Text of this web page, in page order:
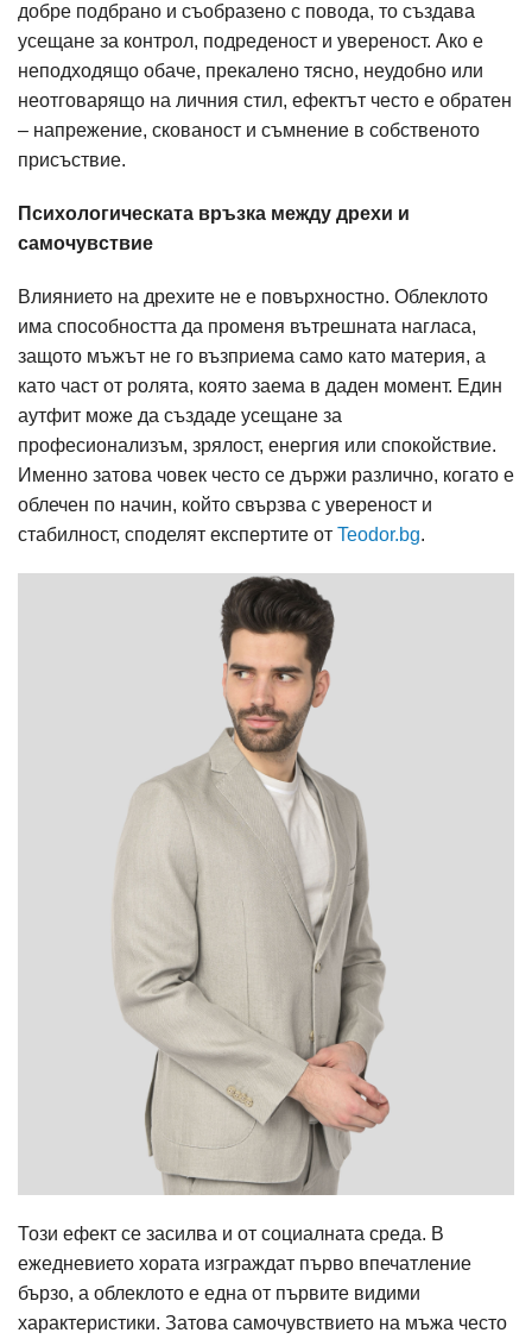
добре подбрано и съобразено с повода, то създава
усещане за контрол, подреденост и увереност. Ако е
неподходящо обаче, прекалено тясно, неудобно или
неотговарящо на личния стил, ефектът често е обратен
– напрежение, скованост и съмнение в собственото
присъствие.
Психологическата връзка между дрехи и
самочувствие
Влиянието на дрехите не е повърхностно. Облеклото
има способността да променя вътрешната нагласа,
защото мъжът не го възприема само като материя, а
като част от ролята, която заема в даден момент. Един
аутфит може да създаде усещане за
професионализъм, зрялост, енергия или спокойствие.
Именно затова човек често се държи различно, когато е
облечен по начин, който свързва с увереност и
стабилност, споделят експертите от Teodor.bg.
Този ефект се засилва и от социалната среда. В
ежедневието хората изграждат първо впечатление
бързо, а облеклото е една от първите видими
характеристики. Затова самочувствието на мъжа често